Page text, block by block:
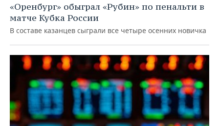
«Оренбург» обыграл «Рубин» по пенальти в
матче Кубка России
В составе казанцев сыграли все четыре осенних новичка